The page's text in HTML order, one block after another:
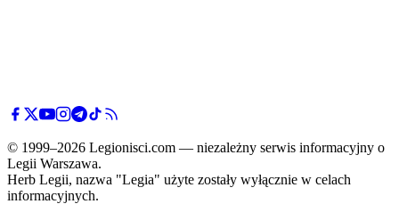
© 1999–2026 Legionisci.com — niezależny serwis informacyjny o
Legii Warszawa.
Herb Legii, nazwa "Legia" użyte zostały wyłącznie w celach
informacyjnych.